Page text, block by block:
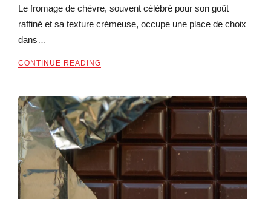
Le fromage de chèvre, souvent célébré pour son goût
raffiné et sa texture crémeuse, occupe une place de choix
dans…
CONTINUE READING